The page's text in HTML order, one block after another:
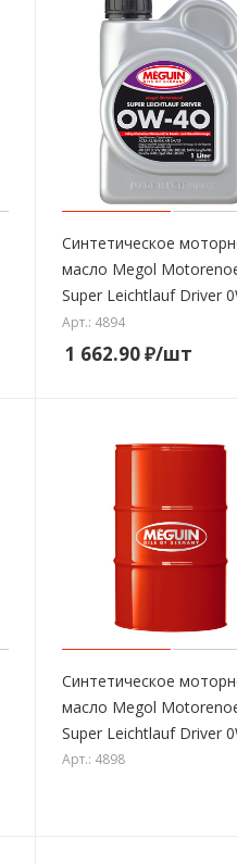
Синтетическое
масло Megol
Super Leichtlauf Driver
Арт.: 4894
1 662.90₽/шт
Синтетическое
масло Megol
Super Leichtlauf Driver
Арт.: 4898